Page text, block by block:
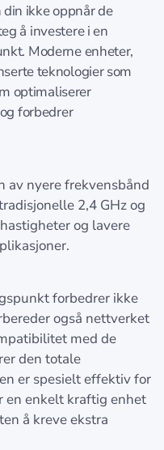
ikke oppnår de
å investere i en
Moderne enheter,
teknologier som
optimaliserer
forbedrer
av nyere frekvensbånd
2,4 GHz og
og lavere
forbedrer ikke
også nettverket
med de
den totale
er spesielt effektiv for
en enkelt kraftig enhet
å kreve ekstra